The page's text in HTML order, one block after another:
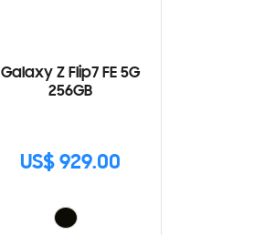
Galaxy Z Flip7 FE 5G
256GB
US$ 929.00